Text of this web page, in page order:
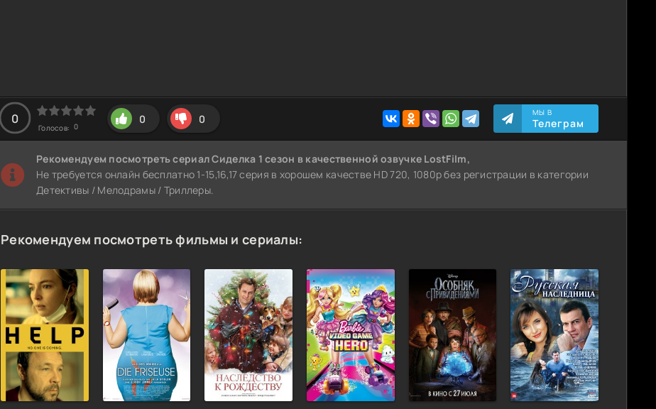
0
Голосов: 0
0 0 МЫ В
Телеграм
Рекомендуем посмотреть сериал Сиделка 1 сезон в качественной озвучке LostFilm,
Не требуется онлайн бесплатно 1-15,16,17 серия в хорошем качестве HD 720, 1080p без регистрации в категории
Детективы / Мелодрамы / Триллеры.
Рекомендуем посмотреть фильмы и сериалы: